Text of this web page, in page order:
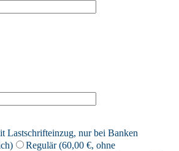
Lastschrifteinzug, nur bei Banken
Regulär (60,00 €, ohne